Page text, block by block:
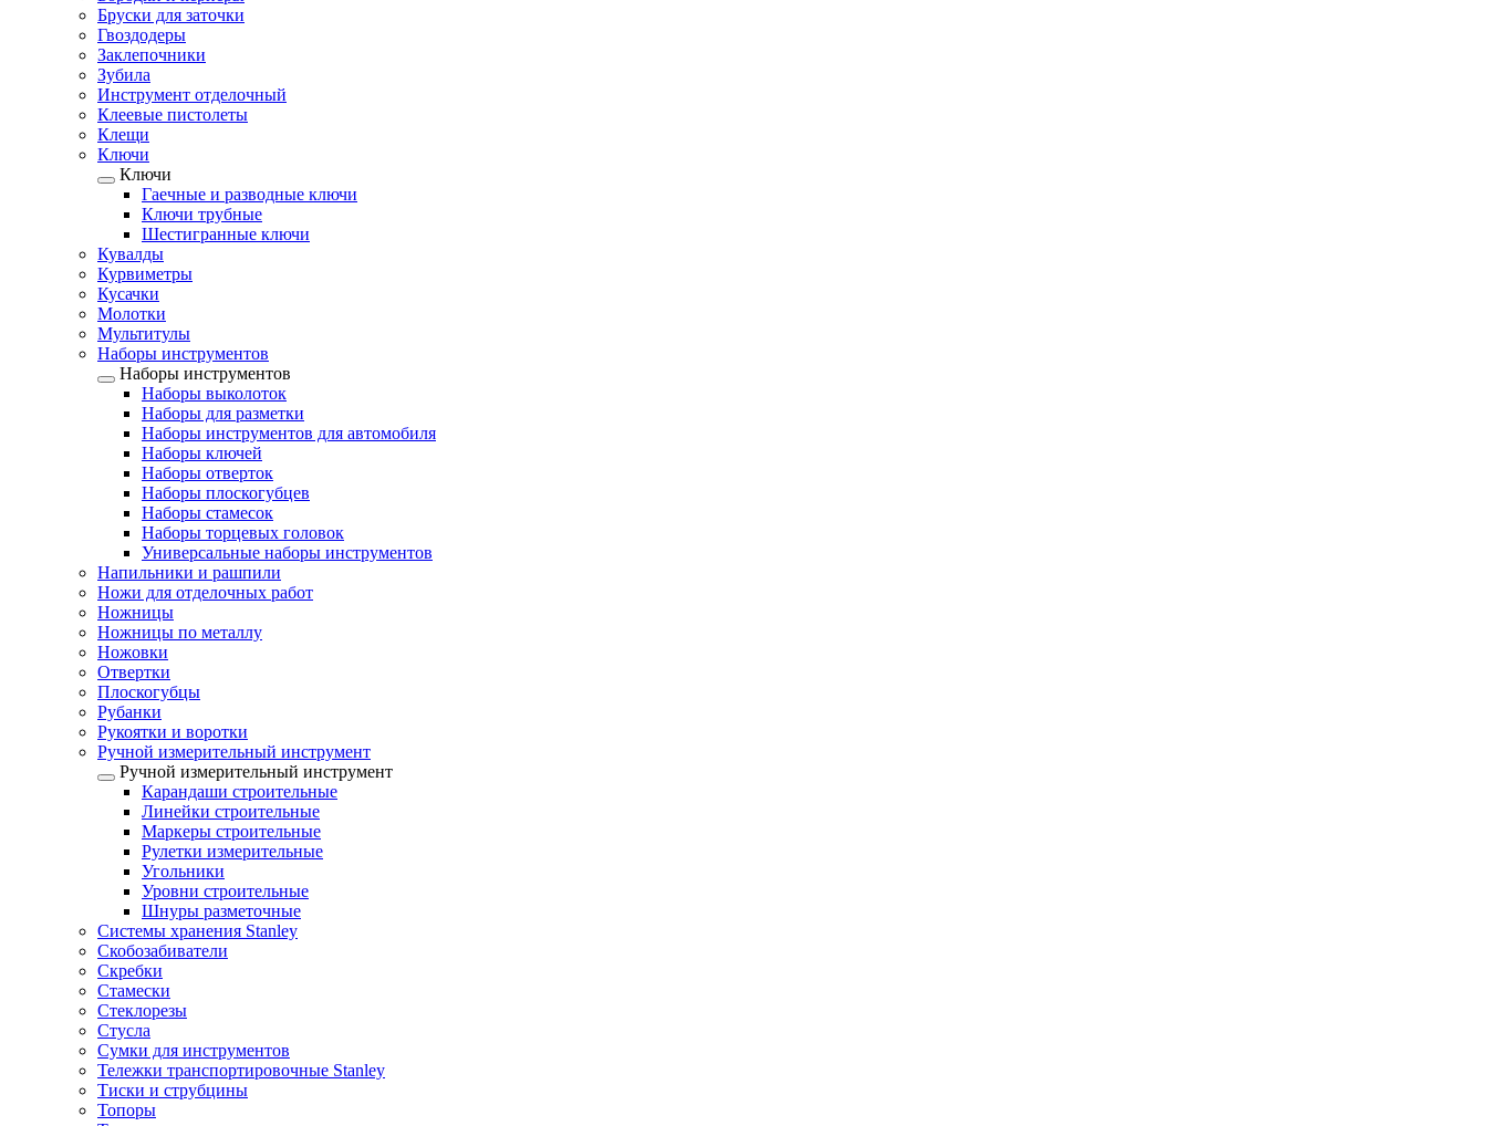
Бруски для заточки
Гвоздодеры
Заклепочники
Зубила
Инструмент отделочный
Клеевые пистолеты
Клещи
Ключи
Ключи
Гаечные и разводные ключи
Ключи трубные
Шестигранные ключи
Кувалды
Курвиметры
Кусачки
Молотки
Мультитулы
Наборы инструментов
Наборы инструментов
Наборы выколоток
Наборы для разметки
Наборы инструментов для автомобиля
Наборы ключей
Наборы отверток
Наборы плоскогубцев
Наборы стамесок
Наборы торцевых головок
Универсальные наборы инструментов
Напильники и рашпили
Ножи для отделочных работ
Ножницы
Ножницы по металлу
Ножовки
Отвертки
Плоскогубцы
Рубанки
Рукоятки и воротки
Ручной измерительный инструмент
Ручной измерительный инструмент
Карандаши строительные
Линейки строительные
Маркеры строительные
Рулетки измерительные
Угольники
Уровни строительные
Шнуры разметочные
Системы хранения Stanley
Скобозабиватели
Скребки
Стамески
Стеклорезы
Стусла
Сумки для инструментов
Тележки транспортировочные Stanley
Тиски и струбцины
Топоры